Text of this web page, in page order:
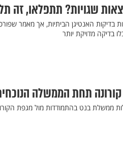
שגויות? תתפלאו, זה
בדיקות האנטיגן הביתיות, אך מאמר
בדיקה מדויקת יותר
ממשלת בנט בהתמודדות מול מגפת